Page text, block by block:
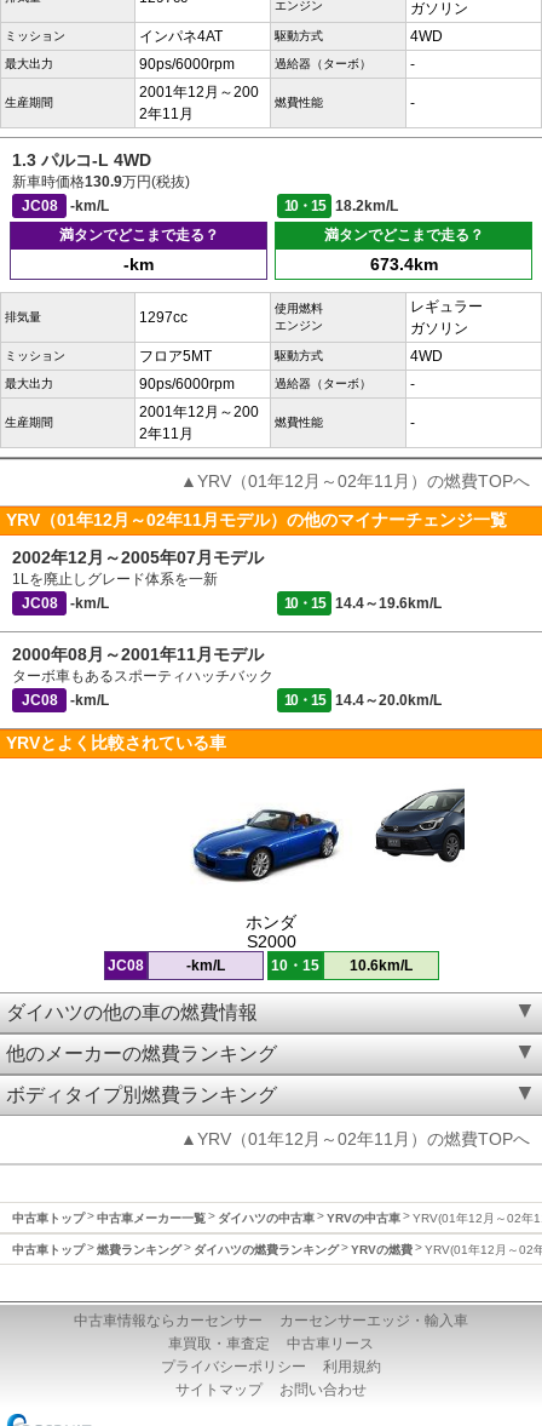
エンジン
ガソリン
ミッション インパネ4AT 駆動方式 4WD
最大出力 90ps/6000rpm 過給器（ターボ） -
生産期間
2001年12月～200
2年11月
燃費性能 -
1.3 パルコ-L 4WD
新車時価格130.9万円(税抜)
JC08
-km/L 10・15
18.2km/L
満タンでどこまで走る？
-km
満タンでどこまで走る？
673.4km
排気量 1297cc
使用燃料
エンジン
レギュラー
ガソリン
ミッション フロア5MT 駆動方式 4WD
最大出力 90ps/6000rpm 過給器（ターボ） -
生産期間
2001年12月～200
2年11月
燃費性能 -
▲YRV（01年12月～02年11月）の燃費TOPへ
YRV（01年12月～02年11月モデル）の他のマイナーチェンジ一覧
2002年12月～2005年07月モデル
1Lを廃止しグレード体系を一新
JC08
-km/L 10・15 14.4～19.6km/L
2000年08月～2001年11月モデル
ターボ車もあるスポーティハッチバック
JC08
-km/L 10・15 14.4～20.0km/L
YRVとよく比較されている車
ホンダ
S2000
JC08 -km/L 10・15 10.6km/L
ダイハツの他の車の燃費情報
他のメーカーの燃費ランキング
ボディタイプ別燃費ランキング
▲YRV（01年12月～02年11月）の燃費TOPへ
中古車トップ 中古車メーカー一覧 ダイハツの中古車 YRVの中古車 YRV(01年12月～02年
中古車トップ 燃費ランキング ダイハツの燃費ランキング YRVの燃費 YRV(01年12月～02
中古車情報ならカーセンサー
カーセンサーエッジ・輸入車
車買取・車査定
中古車リース
プライバシーポリシー
利用規約
サイトマップ
お問い合わせ